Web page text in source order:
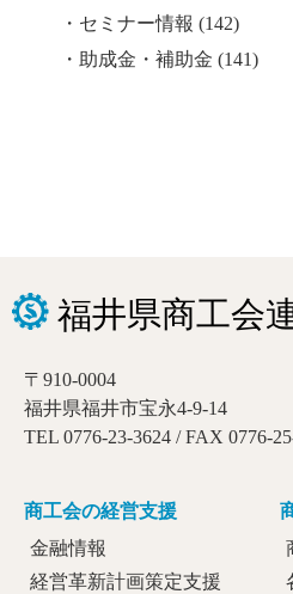
セミナー情報 (142)
助成金・補助金 (141)
〒910-0004
福井県福井市宝永4-9-14
TEL 0776-23-3624 / FAX 0776-
商工会の経営支援
金融情報
経営革新計画策定支援